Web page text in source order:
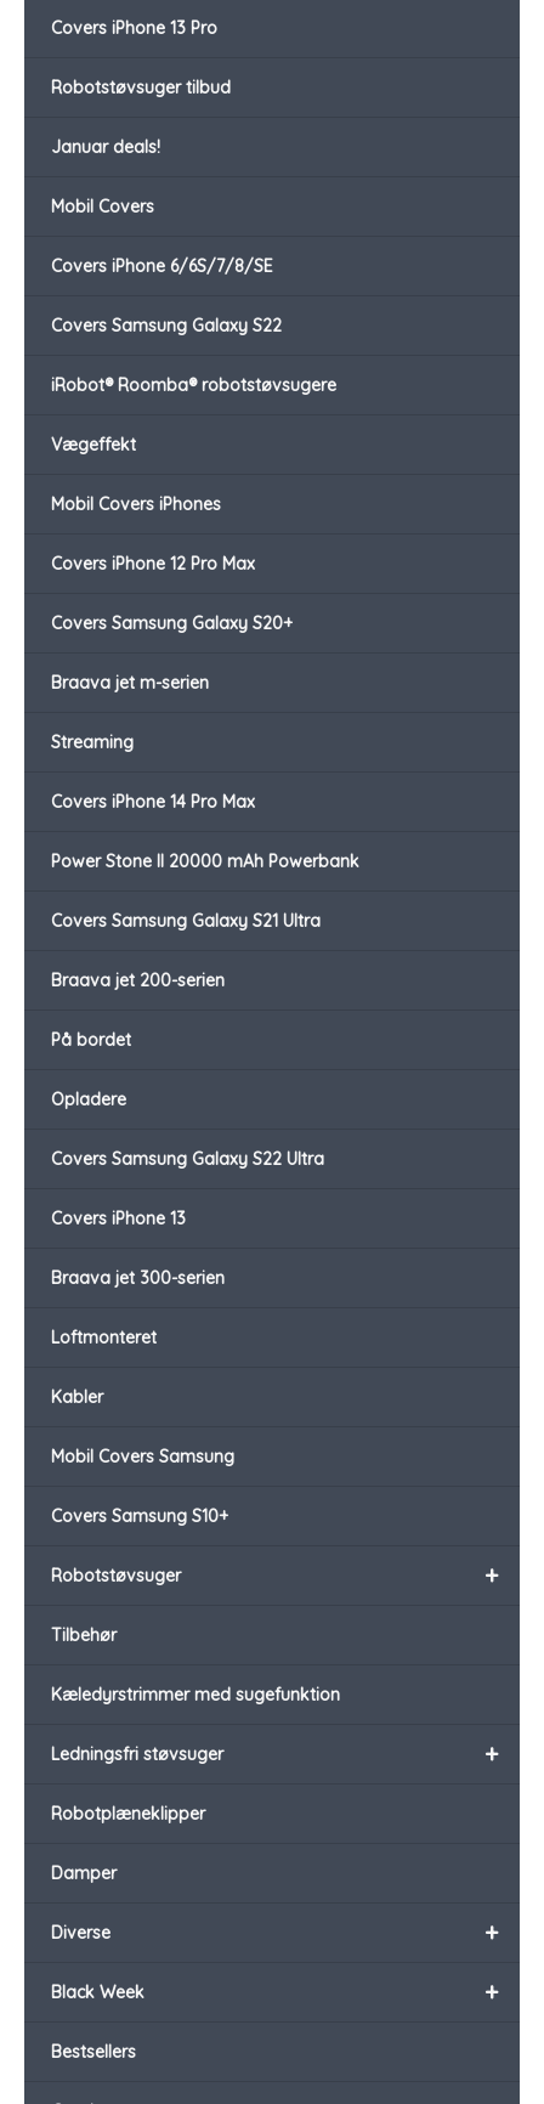
Covers iPhone 13 Pro
Robotstøvsuger tilbud
Januar deals!
Mobil Covers
Covers iPhone 6/6S/7/8/SE
Covers Samsung Galaxy S22
iRobot® Roomba® robotstøvsugere
Vægeffekt
Mobil Covers iPhones
Covers iPhone 12 Pro Max
Covers Samsung Galaxy S20+
Braava jet m-serien
Streaming
Covers iPhone 14 Pro Max
Power Stone II 20000 mAh Powerbank
Covers Samsung Galaxy S21 Ultra
Braava jet 200-serien
På bordet
Opladere
Covers Samsung Galaxy S22 Ultra
Covers iPhone 13
Braava jet 300-serien
Loftmonteret
Kabler
Mobil Covers Samsung
Covers Samsung S10+
+
Robotstøvsuger
Tilbehør
Kæledyrstrimmer med sugefunktion
+
Ledningsfri støvsuger
Robotplæneklipper
Damper
+
Diverse
+
Black Week
Bestsellers